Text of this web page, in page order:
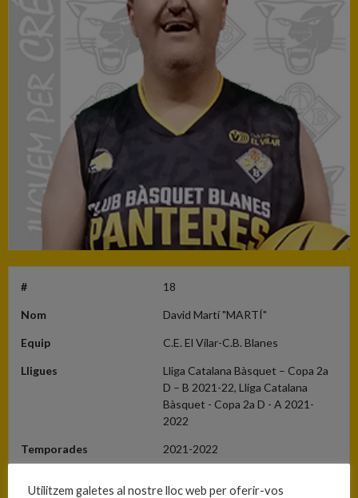
# 18
Nom David Martí "MARTÍ"
Equip C.E. El Vilar-C.B. Blanes
Lligues
Lliga Catalana Bàsquet – Copa 2a
D – B 2021-22, Lliga Catalana
Bàsquet - Copa 2a D - A 2021-
2022
Temporades 2021-2022
Utilitzem galetes al nostre lloc web per oferir-vos